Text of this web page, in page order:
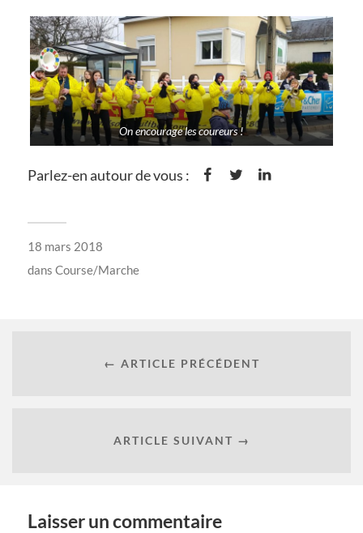
On encourage les coureurs !
Parlez-en autour de vous :
18 mars 2018
dans Course/Marche
← ARTICLE PRÉCÉDENT
ARTICLE SUIVANT →
Laisser un commentaire